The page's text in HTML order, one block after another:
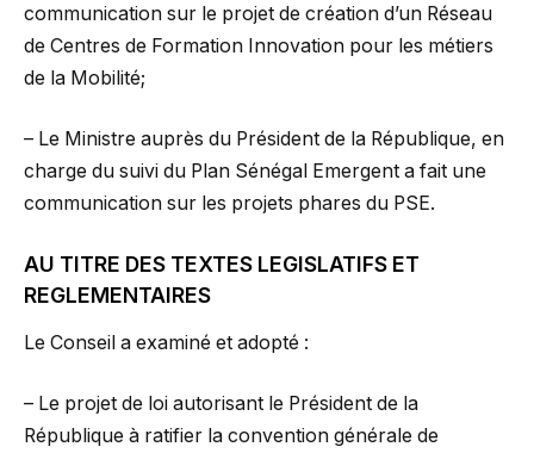
communication sur le projet de création d’un Réseau
de Centres de Formation Innovation pour les métiers
de la Mobilité;
– Le Ministre auprès du Président de la République, en
charge du suivi du Plan Sénégal Emergent a fait une
communication sur les projets phares du PSE.
AU TITRE DES TEXTES LEGISLATIFS ET
REGLEMENTAIRES
Le Conseil a examiné et adopté :
– Le projet de loi autorisant le Président de la
République à ratifier la convention générale de